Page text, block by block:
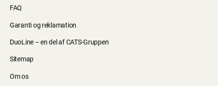
FAQ
Garanti og reklamation
DuoLine – en del af CATS-Gruppen
Sitemap
Om os